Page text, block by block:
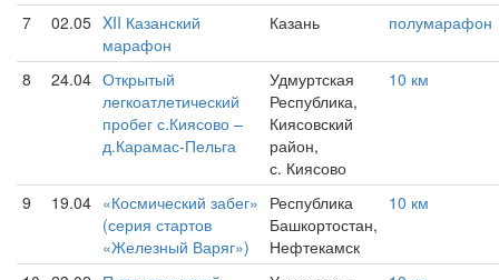
7 02.05 XII Казанский
марафон
Казань полумарафон
8 24.04 Открытый
легкоатлетический
пробег с.Киясово –
д.Карамас-Пельга
Удмуртская
Республика,
Киясовский
район,
с. Киясово
10 км
9 19.04 «Космический забег»
(серия стартов
«Железный Варяг»)
Республика
Башкортостан,
Нефтекамск
10 км